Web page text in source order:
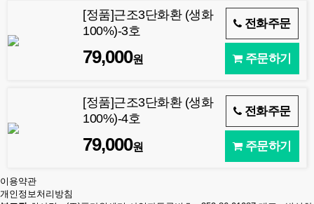
[정품]근조3단화환 (생화
100%)-3호
79,000원
전화주문
주문하기
[정품]근조3단화환 (생화
100%)-4호
79,000원
전화주문
주문하기
이용약관
개인정보처리방침